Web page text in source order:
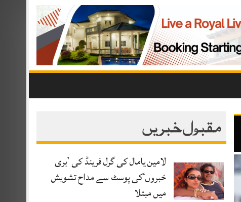
مقبول خبریں
لامین یامال کی گرل فرینڈ کی ’بری
خبروں‘کی پوسٹ سے مداح تشویش
میں مبتلا